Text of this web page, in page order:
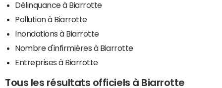
Délinquance à Biarrotte
Pollution à Biarrotte
Inondations à Biarrotte
Nombre d'infirmières à Biarrotte
Entreprises à Biarrotte
Tous les résultats officiels à Biarrotte